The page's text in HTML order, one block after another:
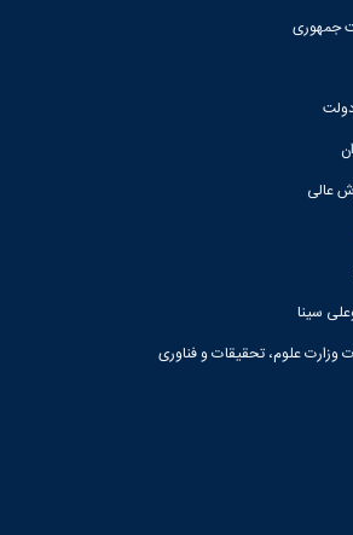
جمهوری
عالی
سینا
وزارت علوم، تحقیقات و فناوری